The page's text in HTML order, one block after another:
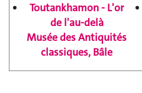
Toutankhamon - L'or
de l'au-delà
Musée des Antiquités
classiques, Bâle